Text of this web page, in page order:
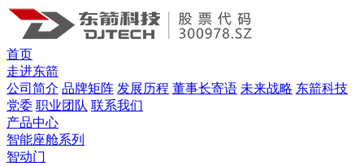
首页
走进东箭
公司简介 品牌矩阵 发展历程 董事长寄语 未来战略 东箭科技
党委 职业团队 联系我们
产品中心
智能座舱系列
智动门